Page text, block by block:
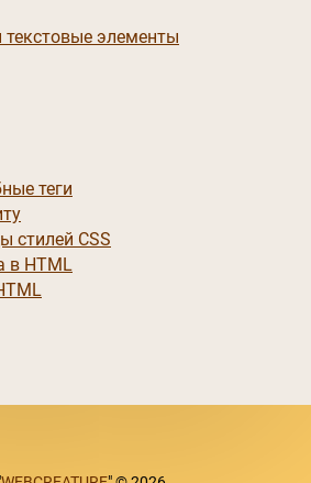
элементы
теги
стилей CSS
в HTML